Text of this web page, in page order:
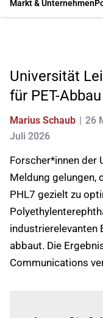
Markt & Unternehmen
Universität
für PET-Abbau
Marius Schaub 26
Juli 2026
Forscher*innen der
Meldung gelungen,
PHL7 gezielt zu
industrierelevanten
abbaut. Die
Communications